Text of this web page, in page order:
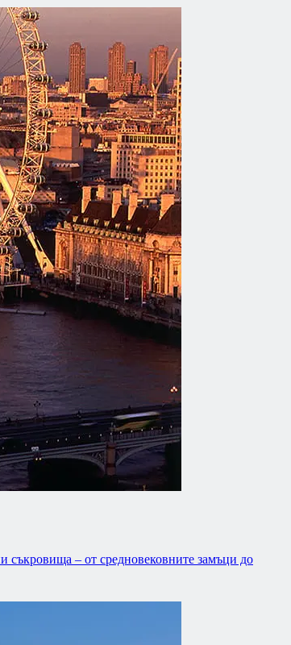
съкровища – от средновековните замъци до